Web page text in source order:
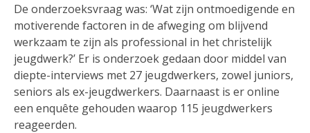
De onderzoeksvraag was: ‘Wat zijn ontmoedigende en
motiverende factoren in de afweging om blijvend
werkzaam te zijn als professional in het christelijk
jeugdwerk?’ Er is onderzoek gedaan door middel van
diepte-interviews met 27 jeugdwerkers, zowel juniors,
seniors als ex-jeugdwerkers. Daarnaast is er online
een enquête gehouden waarop 115 jeugdwerkers
reageerden.